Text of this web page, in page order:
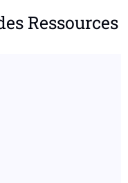
Ressources